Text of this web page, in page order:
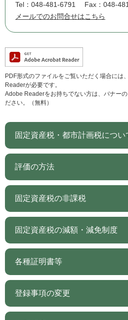
Tel：048-481-6791
Fax：048-
メールでのお問合せはこちら
PDF形式のファイルをご覧いただく場合には
Readerが必要です。
Adobe Readerをお持ちでない方は、バナー
ださい。（無料）
固定資産税・都市計画税につい
評価の方法
固定資産税の非課税
固定資産税の減額・減免制度
各種証明書等
登録事項の変更